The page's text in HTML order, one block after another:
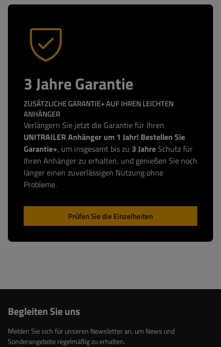
3 Jahre Garantie
ZUSÄTZLICHE GARANTIE+ AUF IHREN LEICHTEN
ANHÄNGER
Verlängern Sie jetzt die Garantie für Ihren
UNITRAILER Anhänger um 1 Jahr! Bestellen Sie
Garantie+, um insgesamt bis zu 3 Jahre Schutz für
Ihren Anhänger zu erhalten, und genießen Sie noch
länger einen zuverlässigen Nutzung ohne
Probleme.
Prüfen Sie die Einzelheiten
Begleiten Sie uns
Melden Sie sich für unseren Newsletter an, um News und
Sonderangebote regelmäßig zu erhalten.